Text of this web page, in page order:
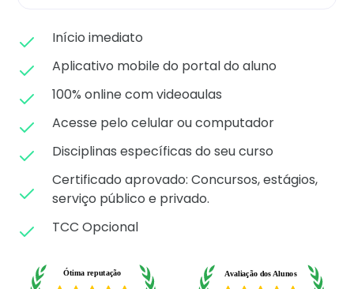
Início imediato
Aplicativo mobile do portal do aluno
100% online com videoaulas
Acesse pelo celular ou computador
Disciplinas específicas do seu curso
Certificado aprovado: Concursos, estágios,
serviço público e privado.
TCC Opcional